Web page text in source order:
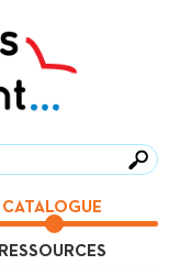
CATALOGUE
RESSOURCES